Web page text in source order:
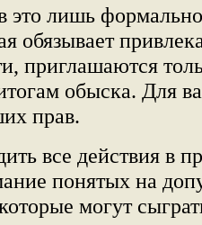
это лишь
обязывает
приглашаются
обыска. Для
прав.
все действия в
понятых на
могут